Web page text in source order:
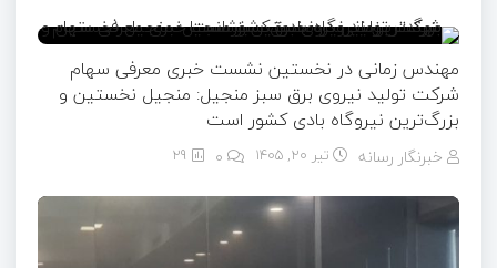
مهندس زمانی در نخستین نشست خبری معرفی سهام
شرکت تولید نیروی برق سبز منجیل: منجیل نخستین و
بزرگ‌ترین نیروگاه بادی کشور است
خبرنگار رسانه تیر ۲۰, ۱۴۰۵ 29